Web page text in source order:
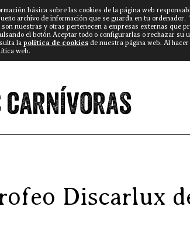
▼ NOTICIAS VÍDEOS FISTERRA BOVINE
carnívoras
Discarlux
básica sobre las cookies de la página web
archivo de información que se guarda en tu
nuestras y otras pertenecen a empresas externas que
el botón Aceptar todo o configurarlas o rechazar su
la política de cookies de nuestra página web. Al
web.